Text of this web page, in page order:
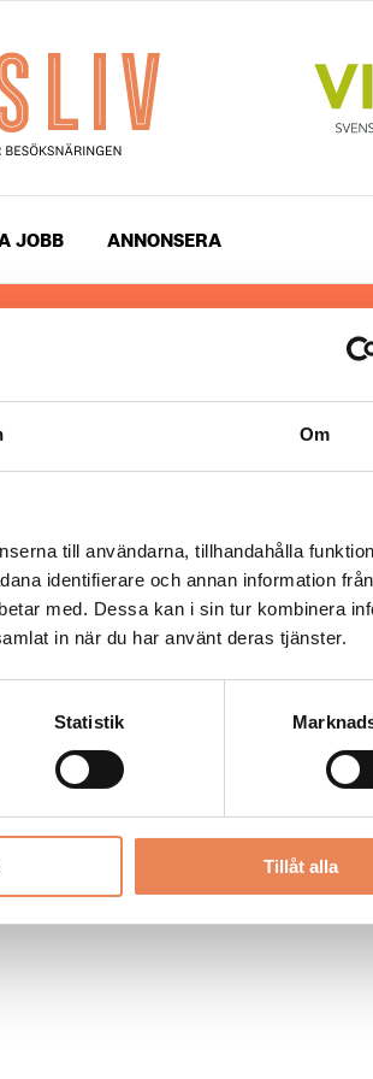
Om
till användarna, tillhandahålla
identifierare och annan information
med. Dessa kan i sin tur kombinera
in när du har använt deras tjänster.
Statistik
Tillåt alla
JOBB ANNONSERA
nyheter och snackisar inom
är ett affärsmagasin för ägare
är skyddat
Spoon,